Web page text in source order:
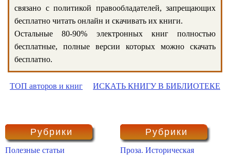
связано с политикой правообладателей, запрещающих
бесплатно читать онлайн и скачивать их книги.
Остальные 80-90% электронных книг полностью
бесплатные, полные версии которых можно скачать
бесплатно.
ТОП авторов и книг ИСКАТЬ КНИГУ В БИБЛИОТЕКЕ
Рубрики
Полезные статьи
Рубрики
Проза. Историческая